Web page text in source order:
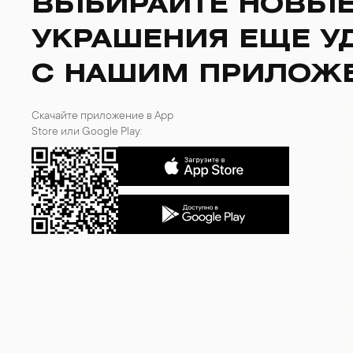
БРАСЛЕТЫ
ДЕТЯМ
МУЖЧИНАМ
ИНТЕРЬЕР
АКСЕССУАРЫ И
ВЫБИРАЙТЕ
УКРАШЕНИЯ ЕЩЕ
С НАШИМ
Скачайте приложение в App
Store или Google Play: